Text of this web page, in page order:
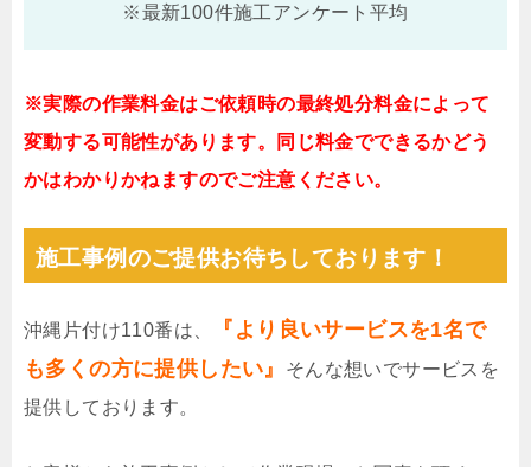
※最新100件施工アンケート平均
※実際の作業料金はご依頼時の最終処分料金によって
変動する可能性があります。同じ料金でできるかどう
かはわかりかねますのでご注意ください。
施工事例のご提供お待ちしております！
沖縄片付け110番は、
『より良いサービスを1名で
も多くの方に提供したい』
そんな想いでサービスを
提供しております。